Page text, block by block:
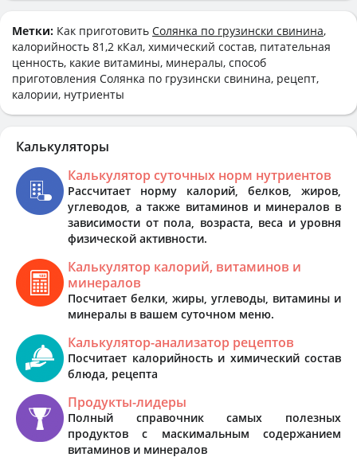
Метки: Как приготовить Солянка по грузински свинина,
калорийность 81,2 кКал, химический состав, питательная
ценность, какие витамины, минералы, способ
приготовления Солянка по грузински свинина, рецепт,
калории, нутриенты
Калькуляторы
Калькулятор суточных норм нутриентов
Рассчитает норму калорий, белков, жиров,
углеводов, а также витаминов и минералов в
зависимости от пола, возраста, веса и уровня
физической активности.
Калькулятор калорий, витаминов и
минералов
Посчитает белки, жиры, углеводы, витамины и
минералы в вашем суточном меню.
Калькулятор-анализатор рецептов
Посчитает калорийность и химический состав
блюда, рецепта
Продукты-лидеры
Полный справочник самых полезных
продуктов с маскимальным содержанием
витаминов и минералов